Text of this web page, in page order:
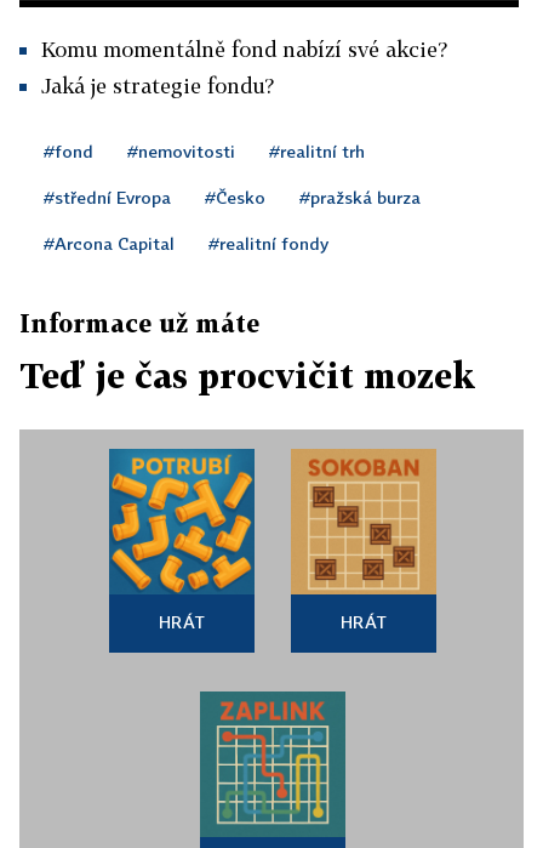
Komu momentálně fond nabízí své akcie?
Jaká je strategie fondu?
#fond #nemovitosti #realitní trh
#střední Evropa #Česko #pražská burza
#Arcona Capital #realitní fondy
Informace už máte
Teď je čas procvičit mozek
HRÁT HRÁT